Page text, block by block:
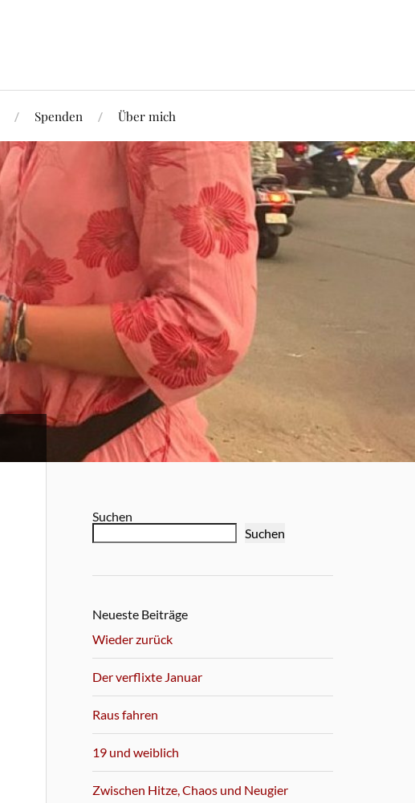
Spenden Über mich
Suchen
Suchen
Neueste Beiträge
Wieder zurück
Der verflixte Januar
Raus fahren
19 und weiblich
Zwischen Hitze, Chaos und Neugier